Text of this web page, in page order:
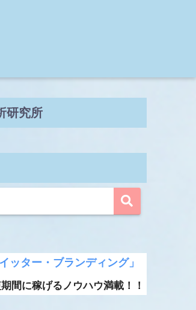
研究所
ッター・ブランディング」
間に稼げるノウハウ満載！！